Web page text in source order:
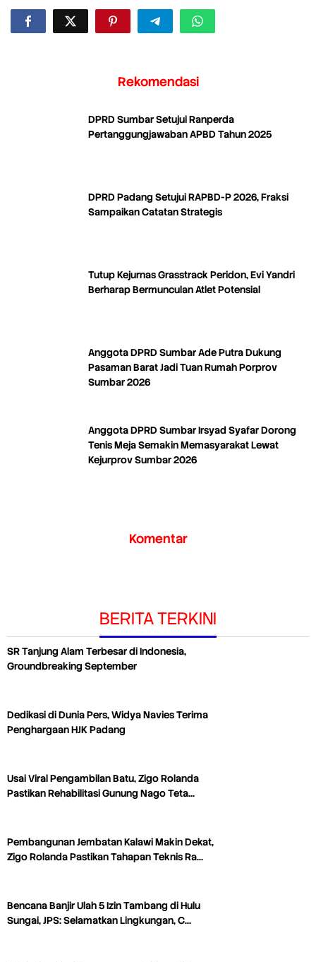
Rekomendasi
DPRD Sumbar Setujui Ranperda
Pertanggungjawaban APBD Tahun 2025
DPRD Padang Setujui RAPBD-P 2026, Fraksi
Sampaikan Catatan Strategis
Tutup Kejurnas Grasstrack Peridon, Evi Yandri
Berharap Bermunculan Atlet Potensial
Anggota DPRD Sumbar Ade Putra Dukung
Pasaman Barat Jadi Tuan Rumah Porprov
Sumbar 2026
Anggota DPRD Sumbar Irsyad Syafar Dorong
Tenis Meja Semakin Memasyarakat Lewat
Kejurprov Sumbar 2026
Komentar
BERITA TERKINI
SR Tanjung Alam Terbesar di Indonesia,
Groundbreaking September
Dedikasi di Dunia Pers, Widya Navies Terima
Penghargaan HJK Padang
Usai Viral Pengambilan Batu, Zigo Rolanda
Pastikan Rehabilitasi Gunung Nago Teta…
Pembangunan Jembatan Kalawi Makin Dekat,
Zigo Rolanda Pastikan Tahapan Teknis Ra…
Bencana Banjir Ulah 5 Izin Tambang di Hulu
Sungai, JPS: Selamatkan Lingkungan, C…